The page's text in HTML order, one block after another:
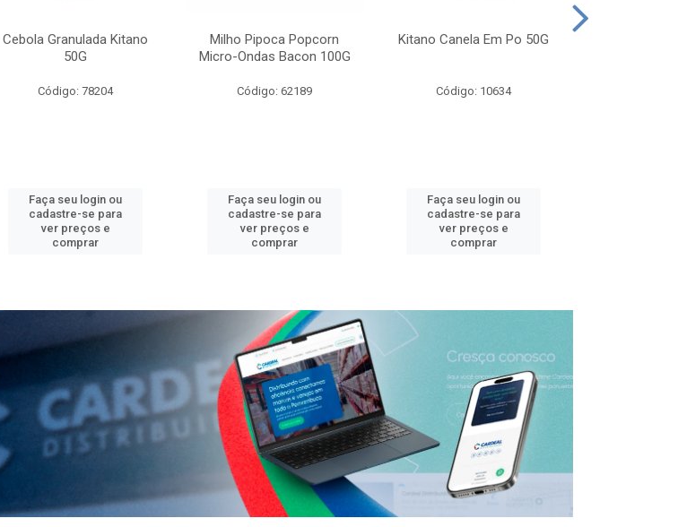
Cebola Granulada Kitano
50G
Código: 78204
Faça seu login ou
cadastre-se para
ver preços e
comprar
Milho Pipoca Popcorn
Micro-Ondas Bacon 100G
Código: 62189
Faça seu login ou
cadastre-se para
ver preços e
comprar
Kitano Canela Em Po 50G
Código: 10634
Faça seu login ou
cadastre-se para
ver preços e
comprar